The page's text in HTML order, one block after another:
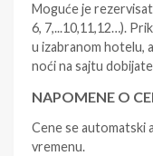
Moguće je
6, 7,...10,11,12…).
u izabranom hotelu,
noći na sajtu
NAPOMENE O
Cene se automatski
vremenu.